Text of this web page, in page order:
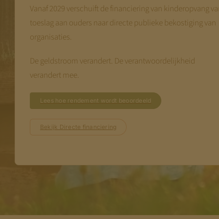
Vanaf 2029 verschuift de financiering van kinderopvang
toeslag aan ouders naar directe publieke bekostiging van
organisaties.
De geldstroom verandert. De verantwoordelijkheid
verandert mee.
Lees hoe rendement wordt beoordeeld
Bekijk Directe financiering